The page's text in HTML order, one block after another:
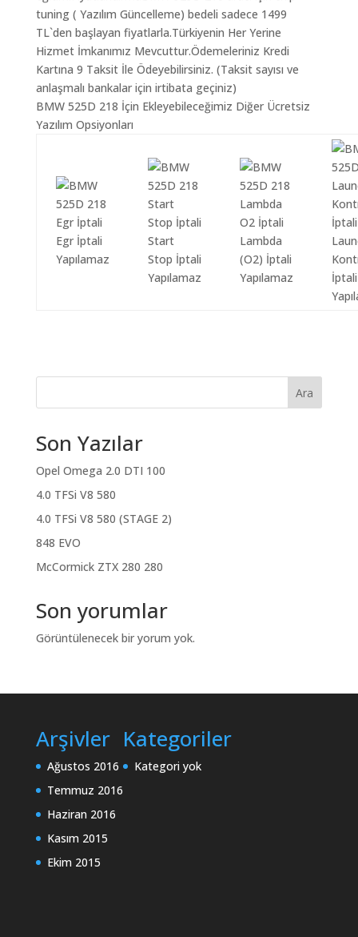
tuning ( Yazılım Güncelleme) bedeli sadece 1499
TL`den başlayan fiyatlarla.Türkiyenin Her Yerine
Hizmet İmkanımız Mevcuttur.Ödemeleriniz Kredi
Kartına 9 Taksit İle Ödeyebilirsiniz. (Taksit sayısı ve
anlaşmalı bankalar için irtibata geçiniz)
BMW 525D 218 İçin Ekleyebileceğimiz Diğer Ücretsiz
Yazılım Opsiyonları
Egr İptali
Yapılamaz
Start
Stop İptali
Yapılamaz
Lambda
(O2) İptali
Yapılamaz
İptali
Ara
Son Yazılar
Opel Omega 2.0 DTI 100
4.0 TFSi V8 580
4.0 TFSi V8 580 (STAGE 2)
848 EVO
McCormick ZTX 280 280
Son yorumlar
Görüntülenecek bir yorum yok.
Arşivler
Ağustos 2016
Temmuz 2016
Haziran 2016
Kasım 2015
Ekim 2015
Kategoriler
Kategori yok